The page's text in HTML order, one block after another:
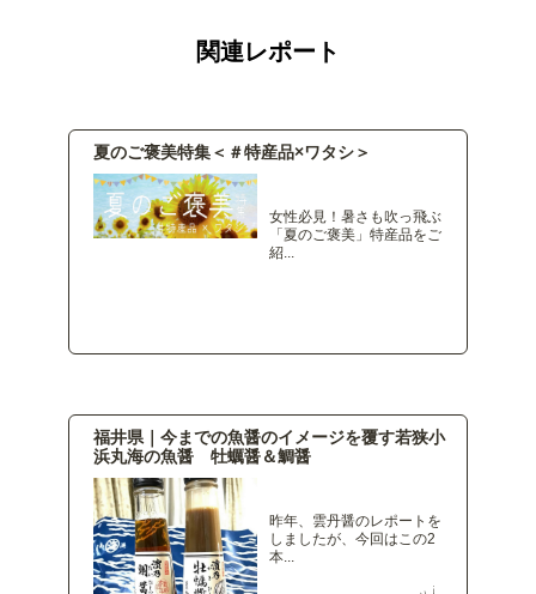
関連レポート
夏のご褒美特集＜＃特産品×ワタシ＞
女性必見！暑さも吹っ飛ぶ
「夏のご褒美」特産品をご
紹...
福井県｜今までの魚醤のイメージを覆す若狭小
浜丸海の魚醤 牡蠣醤＆鯛醤
昨年、雲丹醤のレポートを
しましたが、今回はこの2
本...